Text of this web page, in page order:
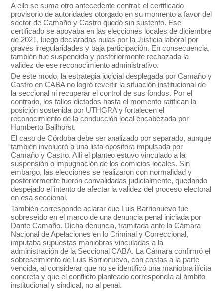
A ello se suma otro antecedente central: el certificado
provisorio de autoridades otorgado en su momento a favor del
sector de Camaño y Castro quedó sin sustento. Ese
certificado se apoyaba en las elecciones locales de diciembre
de 2021, luego declaradas nulas por la Justicia laboral por
graves irregularidades y baja participación. En consecuencia,
también fue suspendida y posteriormente rechazada la
validez de ese reconocimiento administrativo.
De este modo, la estrategia judicial desplegada por Camaño y
Castro en CABA no logró revertir la situación institucional de
la seccional ni recuperar el control de sus fondos. Por el
contrario, los fallos dictados hasta el momento ratifican la
posición sostenida por UTHGRA y fortalecen el
reconocimiento de la conducción local encabezada por
Humberto Ballhorst.
El caso de Córdoba debe ser analizado por separado, aunque
también involucró a una lista opositora impulsada por
Camaño y Castro. Allí el planteo estuvo vinculado a la
suspensión o impugnación de los comicios locales. Sin
embargo, las elecciones se realizaron con normalidad y
posteriormente fueron convalidadas judicialmente, quedando
despejado el intento de afectar la validez del proceso electoral
en esa seccional.
También corresponde aclarar que Luis Barrionuevo fue
sobreseído en el marco de una denuncia penal iniciada por
Dante Camaño. Dicha denuncia, tramitada ante la Cámara
Nacional de Apelaciones en lo Criminal y Correccional,
imputaba supuestas maniobras vinculadas a la
administración de la Seccional CABA. La Cámara confirmó el
sobreseimiento de Luis Barrionuevo, con costas a la parte
vencida, al considerar que no se identificó una maniobra ilícita
concreta y que el conflicto planteado correspondía al ámbito
institucional y sindical, no al penal.